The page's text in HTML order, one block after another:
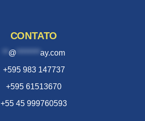
CONTATO
@ ******** ay.com
+595 983 147737
+595 61513670
+55 45 999760593